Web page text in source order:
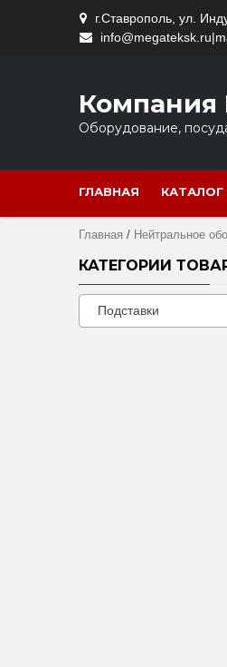
г.Ставрополь, ул.
Компания
Оборудование,
ГЛАВНАЯ КАТАЛОГ
Главная / Нейтральное
КАТЕГОРИИ
Подставки